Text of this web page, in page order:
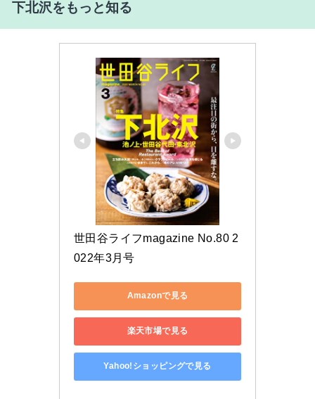
下北沢をもっと知る
世田谷ライフmagazine No.80 2
022年3月号
Amazonで見る
楽天市場で見る
Yahoo!ショッピングで見る